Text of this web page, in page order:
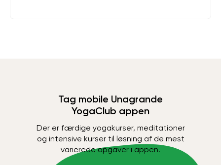
Tag mobile Unagrande
YogaClub appen
Der er færdige yogakurser, meditationer
og intensive kurser til løsning af de mest
varierede opgaver i appen.